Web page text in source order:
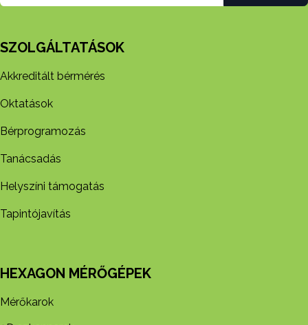
SZOLGÁLTATÁSOK
Akkreditált bérmérés
Oktatások
Bérprogramozás
Tanácsadás
Helyszíni támogatás
Tapintójavítás
HEXAGON MÉRŐGÉPEK
Mérőkarok